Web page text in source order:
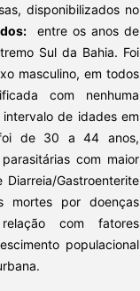
disponibilizados no
entre os anos de
Sul da Bahia. Foi
masculino, em todos
com nenhuma
de idades em
de 30 a 44 anos,
com maior
Gastroenterite
mortes por doenças
com fatores
populacional